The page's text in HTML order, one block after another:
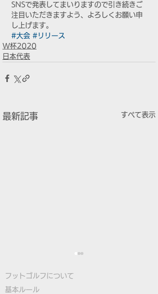
SNSで発表してまいりますので引き続きご
注目いただきますよう、よろしくお願い申
し上げます。
#大会 #リリース
W杯2020
日本代表
最新記事 すべて表示
フットゴルフについて
基本ルール